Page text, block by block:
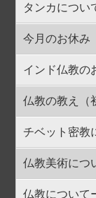
タンカについ
今月のお休み
インド仏教の
仏教の教え（
チベット密教
仏教美術につ
仏教について